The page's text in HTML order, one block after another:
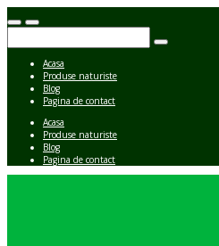
Acasa
Produse naturiste
Blog
Pagina de contact
Acasa
Produse naturiste
Blog
Pagina de contact